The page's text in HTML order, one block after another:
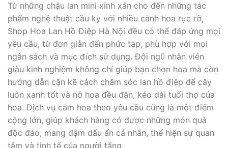
Từ những chậu lan mini xinh xắn cho đến những tác
phẩm nghệ thuật cầu kỳ với nhiều cành hoa rực rỡ,
Shop Hoa Lan Hồ Điệp Hà Nội đều có thể đáp ứng mọi
yêu cầu, từ đơn giản đến phức tạp, phù hợp với mọi
ngân sách và mục đích sử dụng. Đội ngũ nhân viên
giàu kinh nghiệm không chỉ giúp bạn chọn hoa mà còn
hướng dẫn cặn kẽ cách chăm sóc lan hồ điệp để cây
luôn xanh tốt và nở hoa đều đặn, kéo dài tuổi thọ của
hoa. Dịch vụ cắm hoa theo yêu cầu cũng là một điểm
cộng lớn, giúp khách hàng có được những món quà
độc đáo, mang đậm dấu ấn cá nhân, thể hiện sự quan
tâm và tinh tế của người tặng.